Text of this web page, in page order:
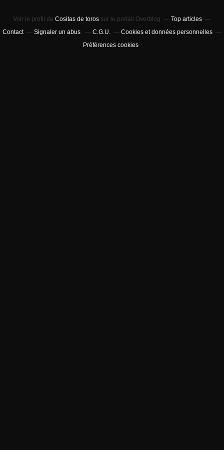
Voir le profil de Cositas de toros sur le portail Overblog
Top articles
Contact
Signaler un abus C.G.U.
Cookies et données personnelles
Préférences cookies